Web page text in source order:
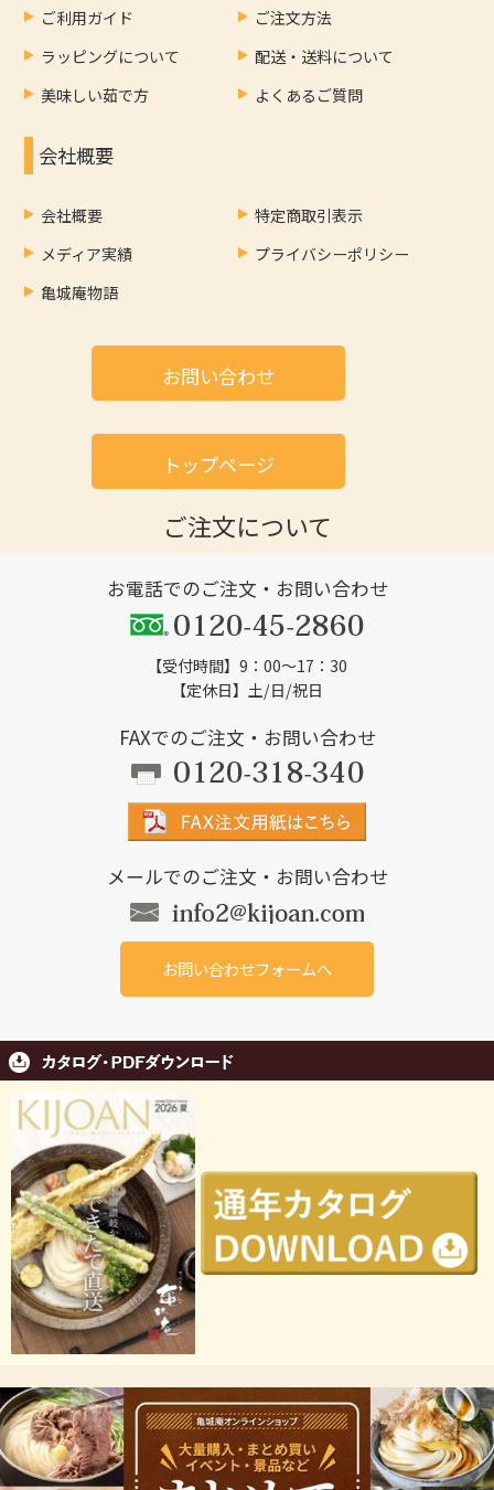
ご利用ガイド
ご注文方法
ラッピングについて
配送・送料について
美味しい茹で方
よくあるご質問
会社概要
会社概要
特定商取引表示
メディア実績
プライバシーポリシー
亀城庵物語
お問い合わせ
トップページ
ご注文について
お電話でのご注文・お問い合わせ
【受付時間】9：00～17：30
【定休日】土/日/祝日
FAXでのご注文・お問い合わせ
メールでのご注文・お問い合わせ
お問い合わせフォームへ